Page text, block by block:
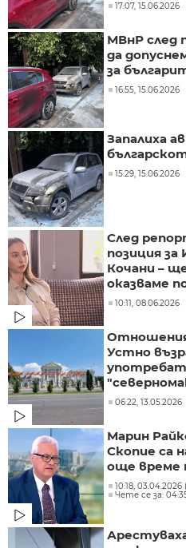
17:07, 15.06.2026
МВнР след
да
за
16:55, 15.06.2026
Запалиха
15:29, 15.06.2026
След
позиция
Кочани –
оказваме
10:11, 08.06.2026
Устно
06:22, 13.05.2026
Марин
Скопие са
още време
10:18,
Чете се за: